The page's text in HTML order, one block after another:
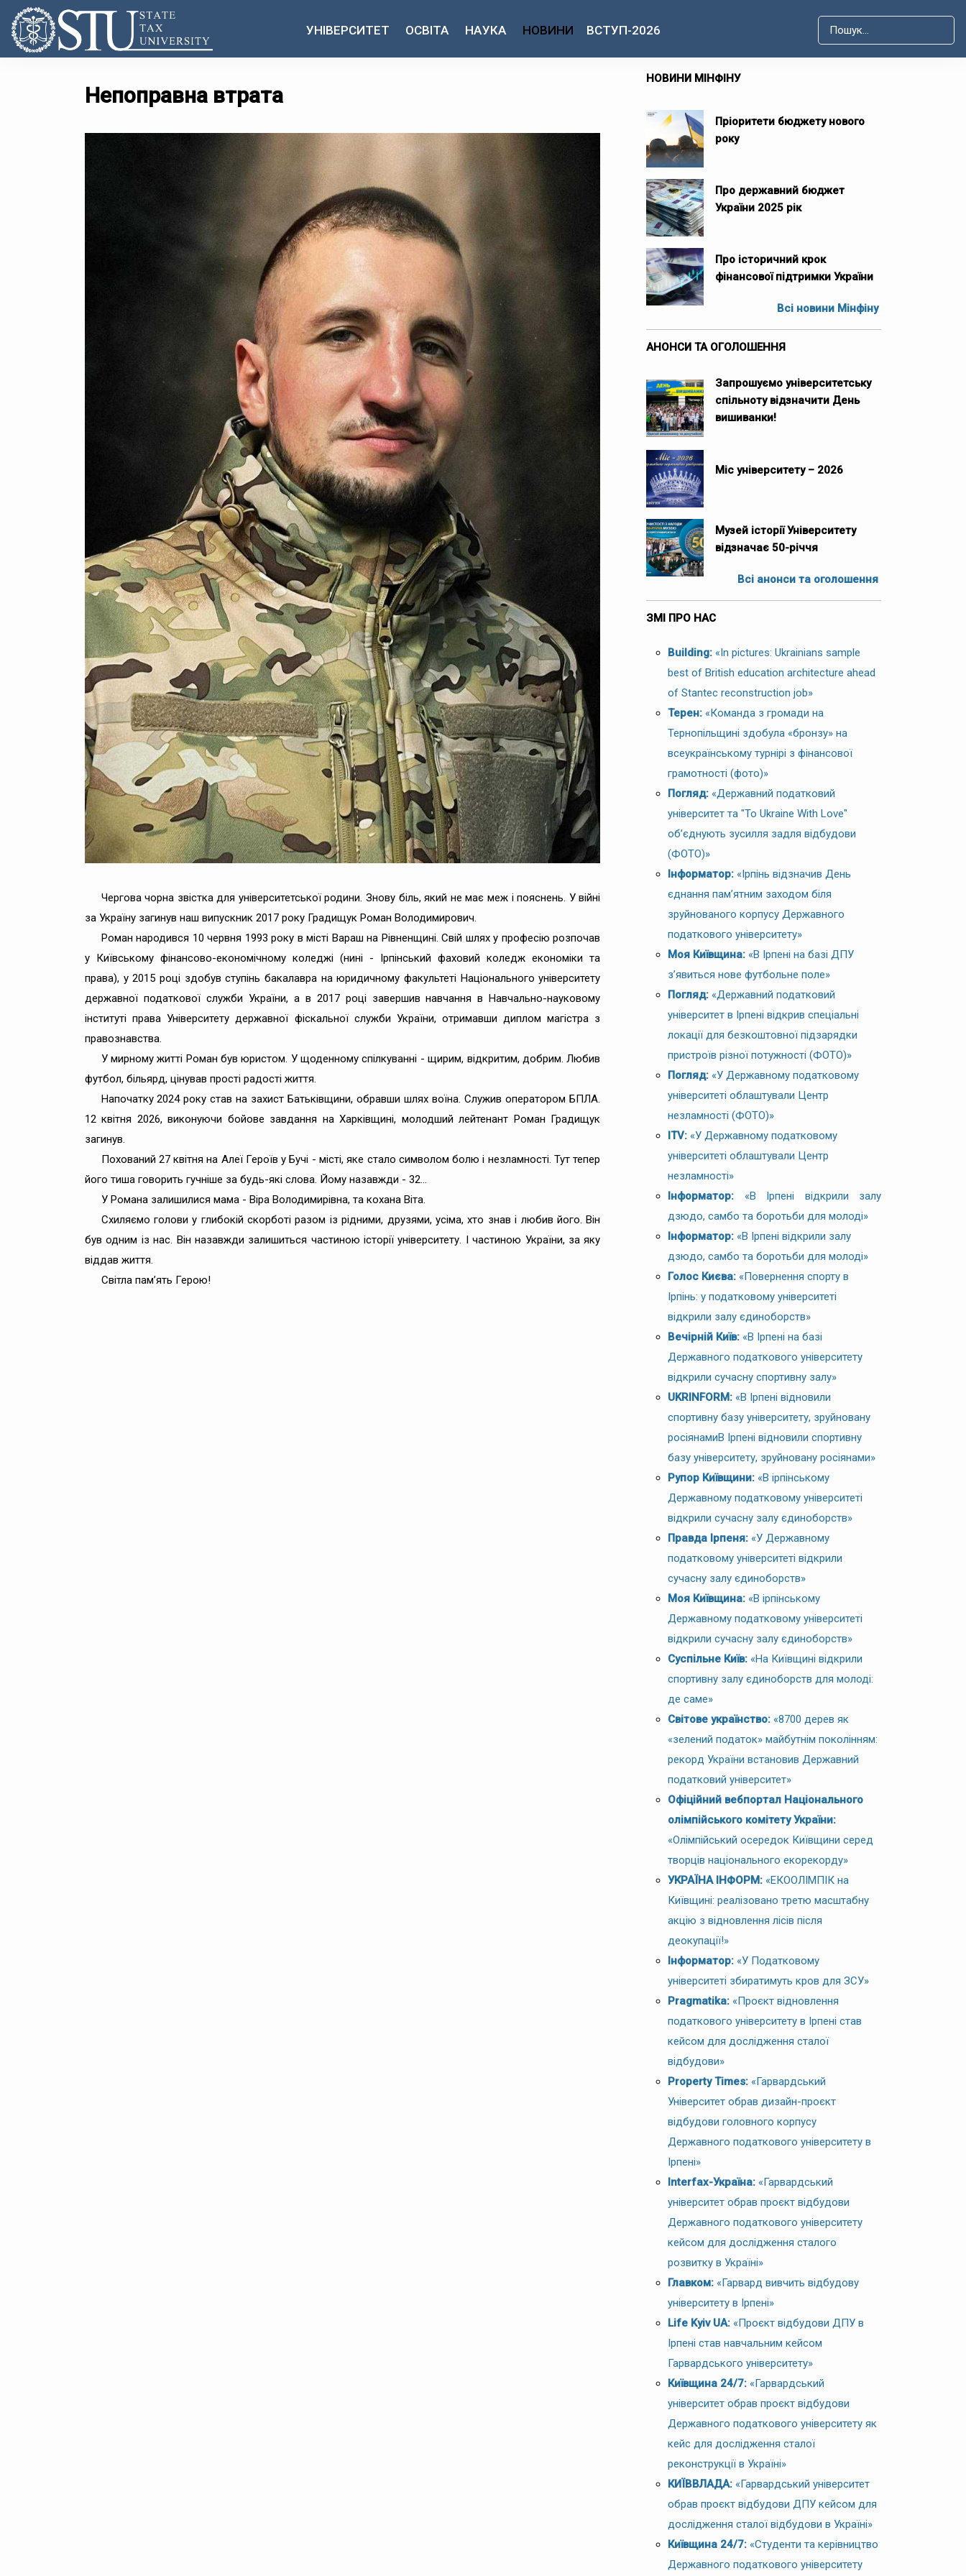
УНІВЕРСИТЕТ ОСВІТА НАУКА НОВИНИ ВСТУП-2026
Непоправна втрата
Чергова чорна звістка для університетської родини. Знову біль, який не має меж і пояснень. У війні
за Україну загинув наш випускник 2017 року Градищук Роман Володимирович.
Роман народився 10 червня 1993 року в місті Вараш на Рівненщині. Свій шлях у професію розпочав
у Київському фінансово-економічному коледжі (нині - Ірпінський фаховий коледж економіки та
права), у 2015 році здобув ступінь бакалавра на юридичному факультеті Національного університету
державної податкової служби України, а в 2017 році завершив навчання в Навчально-науковому
інституті права Університету державної фіскальної служби України, отримавши диплом магістра з
правознавства.
У мирному житті Роман був юристом. У щоденному спілкуванні - щирим, відкритим, добрим. Любив
футбол, більярд, цінував прості радості життя.
Напочатку 2024 року став на захист Батьківщини, обравши шлях воїна. Служив оператором БПЛА.
12 квітня 2026, виконуючи бойове завдання на Харківщині, молодший лейтенант Роман Градищук
загинув.
Похований 27 квітня на Алеї Героїв у Бучі - місті, яке стало символом болю і незламності. Тут тепер
його тиша говорить гучніше за будь-які слова. Йому назавжди - 32…
У Романа залишилися мама - Віра Володимирівна, та кохана Віта.
Схиляємо голови у глибокій скорботі разом із рідними, друзями, усіма, хто знав і любив його. Він
був одним із нас. Він назавжди залишиться частиною історії університету. І частиною України, за яку
віддав життя.
Світла пам’ять Герою!
НОВИНИ МІНФІНУ
Пріоритети бюджету нового
року
Про державний бюджет
України 2025 рік
Про історичний крок
фінансової підтримки України
Всі новини Мінфіну
АНОНСИ ТА ОГОЛОШЕННЯ
Запрошуємо університетську
спільноту відзначити День
вишиванки!
Міс університету – 2026
Музей історії Університету
відзначає 50-річчя
Всі анонси та оголошення
ЗМІ ПРО НАС
Building: «In pictures: Ukrainians sample
best of British education architecture ahead
of Stantec reconstruction job»
Терен: «Команда з громади на
Тернопільщині здобула «бронзу» на
всеукраїнському турнірі з фінансової
грамотності (фото)»
Погляд: «Державний податковий
університет та "To Ukraine With Love"
об’єднують зусилля задля відбудови
(ФОТО)»
Інформатор: «Ірпінь відзначив День
єднання пам’ятним заходом біля
зруйнованого корпусу Державного
податкового університету»
Моя Київщина: «В Ірпені на базі ДПУ
з’явиться нове футбольне поле»
Погляд: «Державний податковий
університет в Ірпені відкрив спеціальні
локації для безкоштовної підзарядки
пристроїв різної потужності (ФОТО)»
Погляд: «У Державному податковому
університеті облаштували Центр
незламності (ФОТО)»
ITV: «У Державному податковому
університеті облаштували Центр
незламності»
Інформатор: «В Ірпені відкрили залу
дзюдо, самбо та боротьби для молоді»
Інформатор: «В Ірпені відкрили залу
дзюдо, самбо та боротьби для молоді»
Голос Києва: «Повернення спорту в
Ірпінь: у податковому університеті
відкрили залу єдиноборств»
Вечірній Київ: «В Ірпені на базі
Державного податкового університету
відкрили сучасну спортивну залу»
UKRINFORM: «В Ірпені відновили
спортивну базу університету, зруйновану
росіянамиВ Ірпені відновили спортивну
базу університету, зруйновану росіянами»
Рупор Київщини: «В ірпінському
Державному податковому університеті
відкрили сучасну залу єдиноборств»
Правда Ірпеня: «У Державному
податковому університеті відкрили
сучасну залу єдиноборств»
Моя Київщина: «В ірпінському
Державному податковому університеті
відкрили сучасну залу єдиноборств»
Суспільне Київ: «На Київщині відкрили
спортивну залу єдиноборств для молоді:
де саме»
Світове українство: «8700 дерев як
«зелений податок» майбутнім поколінням:
рекорд України встановив Державний
податковий університет»
Офіційний вебпортал Національного
олімпійського комітету України:
«Олімпійський осередок Київщини серед
творців національного екорекорду»
УКРАЇНА ІНФОРМ: «ЕКООЛІМПІК на
Київщині: реалізовано третю масштабну
акцію з відновлення лісів після
деокупації!»
Інформатор: «У Податковому
університеті збиратимуть кров для ЗСУ»
Pragmatika: «Проєкт відновлення
податкового університету в Ірпені став
кейсом для дослідження сталої
відбудови»
Property Times: «Гарвардський
Університет обрав дизайн-проєкт
відбудови головного корпусу
Державного податкового університету в
Ірпені»
Interfax-Україна: «Гарвардський
університет обрав проєкт відбудови
Державного податкового університету
кейсом для дослідження сталого
розвитку в Україні»
Главком: «Гарвард вивчить відбудову
університету в Ірпені»
Life Kyiv UA: «Проєкт відбудови ДПУ в
Ірпені став навчальним кейсом
Гарвардського університету»
Київщина 24/7: «Гарвардський
університет обрав проєкт відбудови
Державного податкового університету як
кейс для дослідження сталої
реконструкції в Україні»
КИЇВВЛАДА: «Гарвардський університет
обрав проєкт відбудови ДПУ кейсом для
дослідження сталої відбудови в Україні»
Київщина 24/7: «Студенти та керівництво
Державного податкового університету